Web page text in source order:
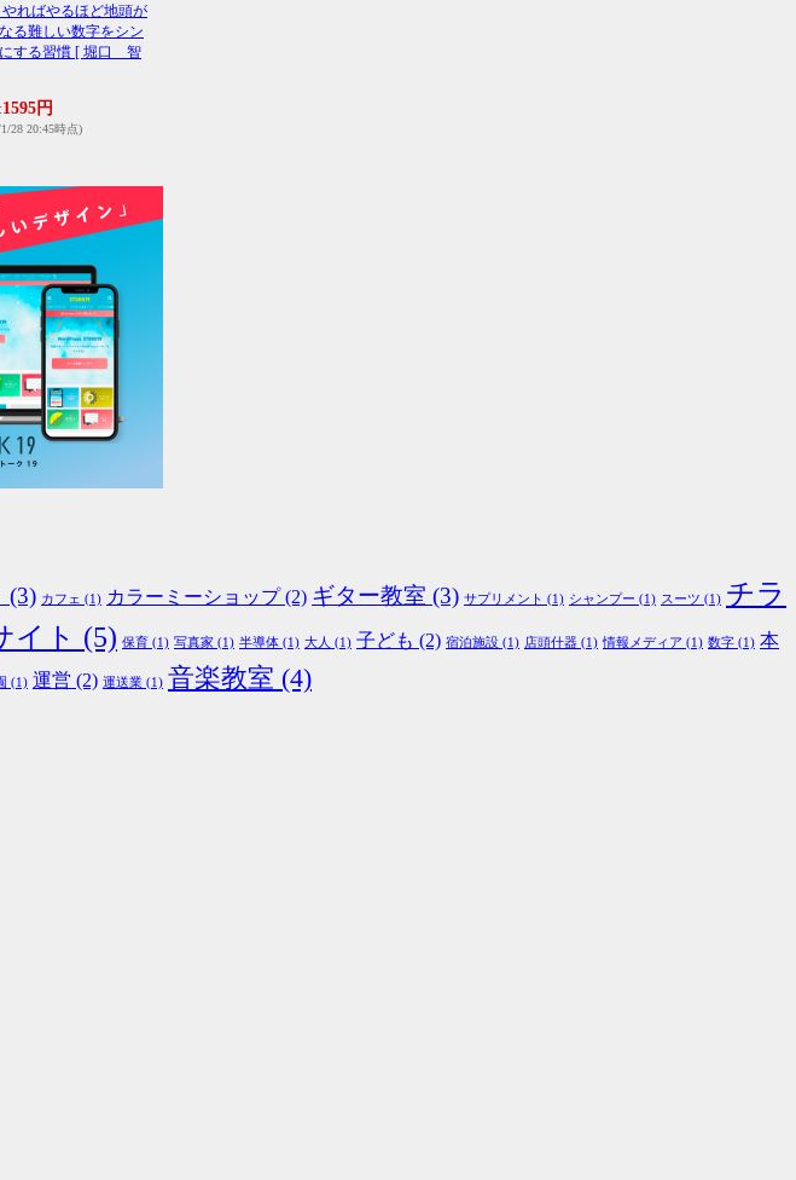
やればやるほど地頭が
る難しい数字をシン
する習慣 [ 堀口 智
1595円
28 20:45時点)
(3) カフェ (1) カラーミーショップ(2) ギター教室 (3) サプリメント (1) シャンプー (1) スーツ (1) チラ
イト (5) 保育 (1) 写真家 (1) 半導体 (1) 大人 (1) 子ども (2) 宿泊施設 (1) 店頭什器 (1) 情報メディア (1) 数字 (1) 本
(1) 運営 (2) 運送業 (1) 音楽教室 (4)